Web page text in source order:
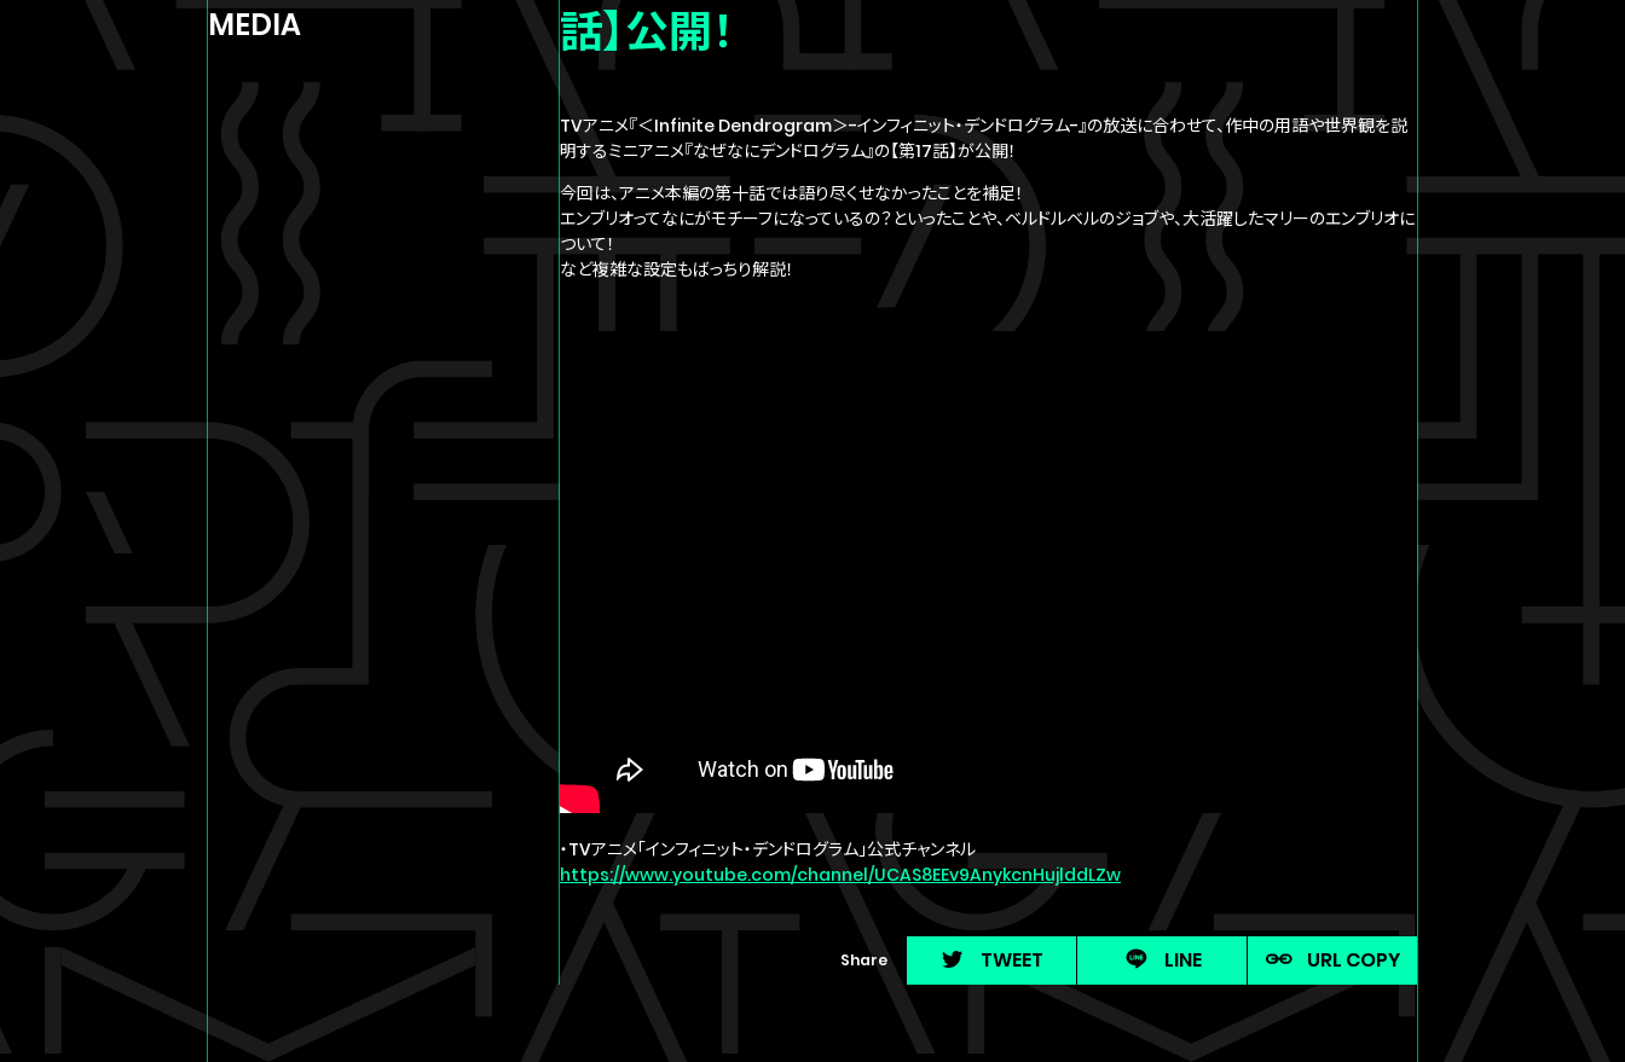
MEDIA
話】公開！
TVアニメ『＜Infinite Dendrogram＞-インフィニット・デンドログラム-』の放送に合わせて、作中の用語や世界観を説
明するミニアニメ『なぜなにデンドログラム』の【第17話】が公開！
今回は、アニメ本編の第十話では語り尽くせなかったことを補足！
エンブリオってなにがモチーフになっているの？といったことや、ベルドルベルのジョブや、大活躍したマリーのエンブリオに
ついて！
など複雑な設定もばっちり解説！
・TVアニメ「インフィニット・デンドログラム」公式チャンネル
https://www.youtube.com/channel/UCAS8EEv9AnykcnHujlddLZw
Share TWEET LINE URL COPY
NEWS
ON AIR
STORY
CHARACTER
STAFF/CAST
PRODUCT
MOVIE
SPECIAL